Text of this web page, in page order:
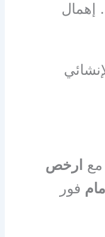
إهمال
مع ارخص
فور